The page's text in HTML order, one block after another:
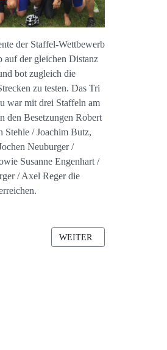
der Staffel-Wettbewerb
der gleichen Distanz
bot zugleich die
zu testen. Das Tri
war mit drei Staffeln am
den Besetzungen Robert
Stehle / Joachim Butz,
Neuburger /
Susanne Engenhart /
/ Axel Reger die
MANFRED ZOBERBIER IST
NÄCHSTER BEITRAG:
WEITER